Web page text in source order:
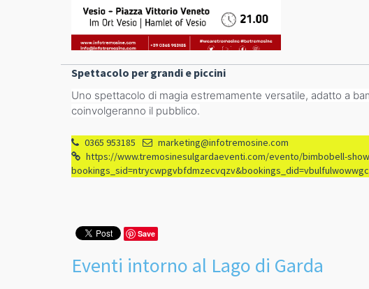
Spettacolo per grandi e piccini
Uno spettacolo di magia estremamente versatile, adatto a
coinvolgeranno il pubblico.
0365 953185
marketing@infotremosine.com
https://www.tremosinesulgardaeventi.com/evento/bimbobell-
Save
Eventi intorno al Lago di Garda